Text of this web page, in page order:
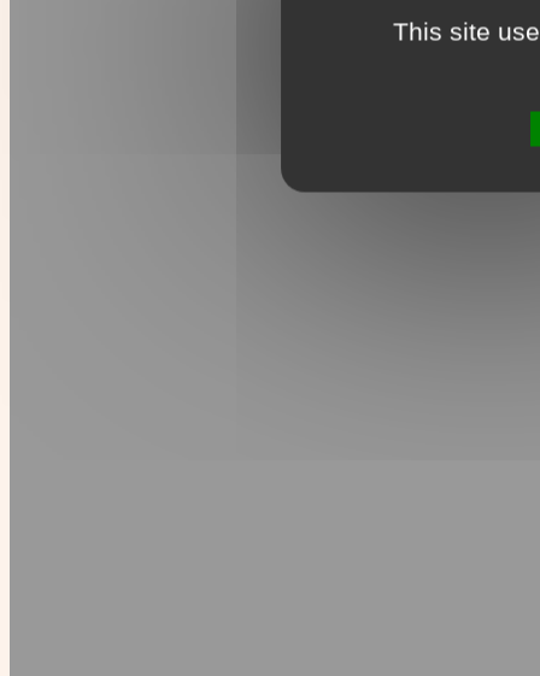
This site